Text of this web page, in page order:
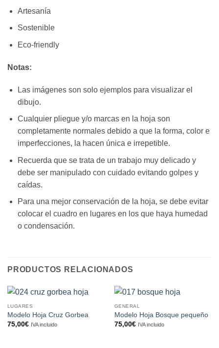
Artesanía
Sostenible
Eco-friendly
Notas:
Las imágenes son solo ejemplos para visualizar el
dibujo.
Cualquier pliegue y/o marcas en la hoja son
completamente normales debido a que la forma, color e
imperfecciones, la hacen única e irrepetible.
Recuerda que se trata de un trabajo muy delicado y
debe ser manipulado con cuidado evitando golpes y
caídas.
Para una mejor conservación de la hoja, se debe evitar
colocar el cuadro en lugares en los que haya humedad
o condensación.
PRODUCTOS RELACIONADOS
LUGARES
Modelo Hoja Cruz Gorbea
75,00€ IVA incluido
GENERAL
Modelo Hoja Bosque pequeño
75,00€ IVA incluido